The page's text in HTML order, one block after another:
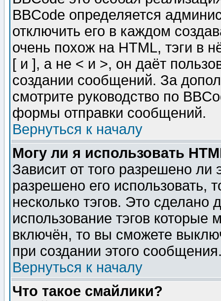
BBCode определяется
отключить его в каждом
очень похож на HTML, тэги в
[ и ], а не < и >, он даёт
создании сообщений. За
смотрите руководство по
формы отправки сообщений.
Вернуться к началу
Могу ли я использовать
Зависит от того разрешено
разрешено его использовать,
несколько тэгов. Это сделано
использование тэгов
включён, то вы сможете
при создании этого
Вернуться к началу
Что такое смайлики?